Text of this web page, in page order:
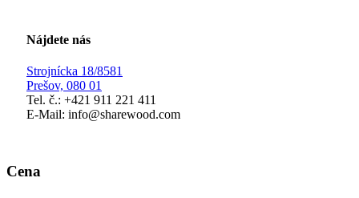
Nájdete nás
Strojnícka 18/8581
Prešov, 080 01
Tel. č.: +421 911 221 411
E-Mail: info@sharewood.com
Cena